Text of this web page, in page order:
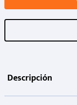
Descripción